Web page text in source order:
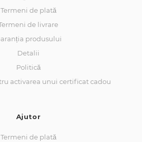
Termeni de plată
de livrare
produsului
Detalii
Politică
activarea unui certificat cadou
Ajutor
Termeni de plată